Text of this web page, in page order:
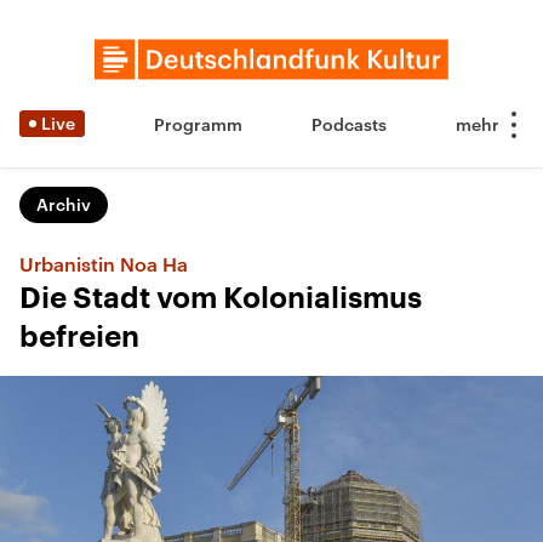
Live Programm Podcasts
Archiv
Urbanistin Noa Ha
Die Stadt vom Kolonialismus
befreien